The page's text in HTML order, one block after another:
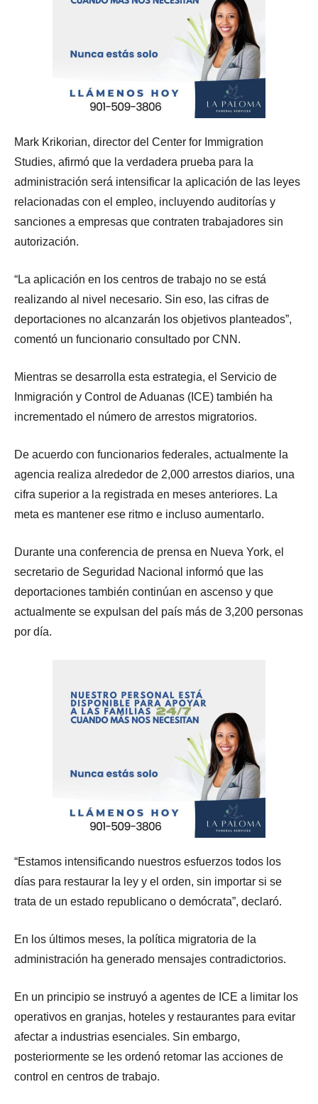
Mark Krikorian, director del Center for Immigration
Studies, afirmó que la verdadera prueba para la
administración será intensificar la aplicación de las leyes
relacionadas con el empleo, incluyendo auditorías y
sanciones a empresas que contraten trabajadores sin
autorización.
“La aplicación en los centros de trabajo no se está
realizando al nivel necesario. Sin eso, las cifras de
deportaciones no alcanzarán los objetivos planteados”,
comentó un funcionario consultado por CNN.
Mientras se desarrolla esta estrategia, el Servicio de
Inmigración y Control de Aduanas (ICE) también ha
incrementado el número de arrestos migratorios.
De acuerdo con funcionarios federales, actualmente la
agencia realiza alrededor de 2,000 arrestos diarios, una
cifra superior a la registrada en meses anteriores. La
meta es mantener ese ritmo e incluso aumentarlo.
Durante una conferencia de prensa en Nueva York, el
secretario de Seguridad Nacional informó que las
deportaciones también continúan en ascenso y que
actualmente se expulsan del país más de 3,200 personas
por día.
“Estamos intensificando nuestros esfuerzos todos los
días para restaurar la ley y el orden, sin importar si se
trata de un estado republicano o demócrata”, declaró.
En los últimos meses, la política migratoria de la
administración ha generado mensajes contradictorios.
En un principio se instruyó a agentes de ICE a limitar los
operativos en granjas, hoteles y restaurantes para evitar
afectar a industrias esenciales. Sin embargo,
posteriormente se les ordenó retomar las acciones de
control en centros de trabajo.